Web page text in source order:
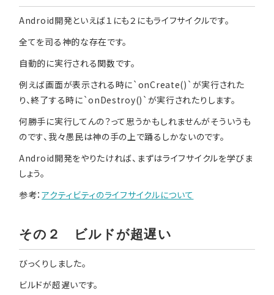
Android開発といえば１にも２にもライフサイクルです。
全てを司る神的な存在です。
自動的に実行される関数です。
例えば画面が表示される時に`onCreate()`が実行された
り、終了する時に`onDestroy()`が実行されたりします。
何勝手に実行してんの？って思うかもしれませんがそういうも
のです、我々愚民は神の手の上で踊るしかないのです。
Android開発をやりたければ、まずはライフサイクルを学びま
しょう。
参考：アクティビティのライフサイクルについて
その２ ビルドが超遅い
びっくりしました。
ビルドが超遅いです。